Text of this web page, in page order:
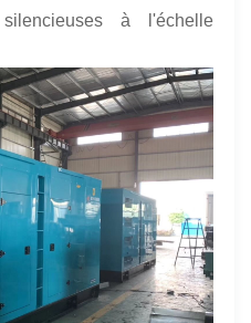
à l'échelle